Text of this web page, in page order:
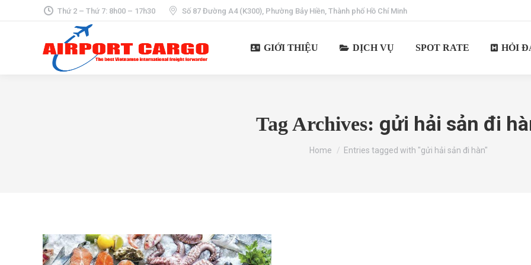
Thứ 2 – Thứ 7: 8h00 – 17h30 Số 87 Đường A4 (K300), Phường Bảy Hiền, Thành phố Hồ Chí Minh
GIỚI THIỆU DỊCH VỤ SPOT RATE HỎI
Tag Archives: gửi hải sản đi
You are here:
Home Entries tagged with "gửi hải sản đi hàn"